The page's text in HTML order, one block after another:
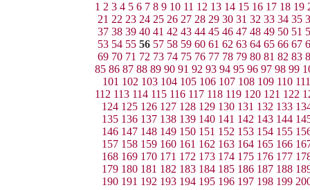
1 2 3 4 5 6 7 8 9 10 11 12 13 14 15 16 17 18 19
21 22 23 24 25 26 27 28 29 30 31 32 33 34 35
37 38 39 40 41 42 43 44 45 46 47 48 49 50 51
53 54 55 56 57 58 59 60 61 62 63 64 65 66 67
69 70 71 72 73 74 75 76 77 78 79 80 81 82 83
85 86 87 88 89 90 91 92 93 94 95 96 97 98 99
101 102 103 104 105 106 107 108 109 110 111
112 113 114 115 116 117 118 119 120 121 122
124 125 126 127 128 129 130 131 132 133
135 136 137 138 139 140 141 142 143 144
146 147 148 149 150 151 152 153 154 155
157 158 159 160 161 162 163 164 165 166
168 169 170 171 172 173 174 175 176 177
179 180 181 182 183 184 185 186 187 188
190 191 192 193 194 195 196 197 198 199